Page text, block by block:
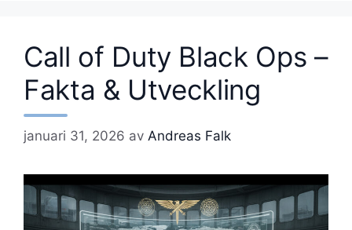
Call of Duty Black Ops –
Fakta & Utveckling
januari 31, 2026 av Andreas Falk